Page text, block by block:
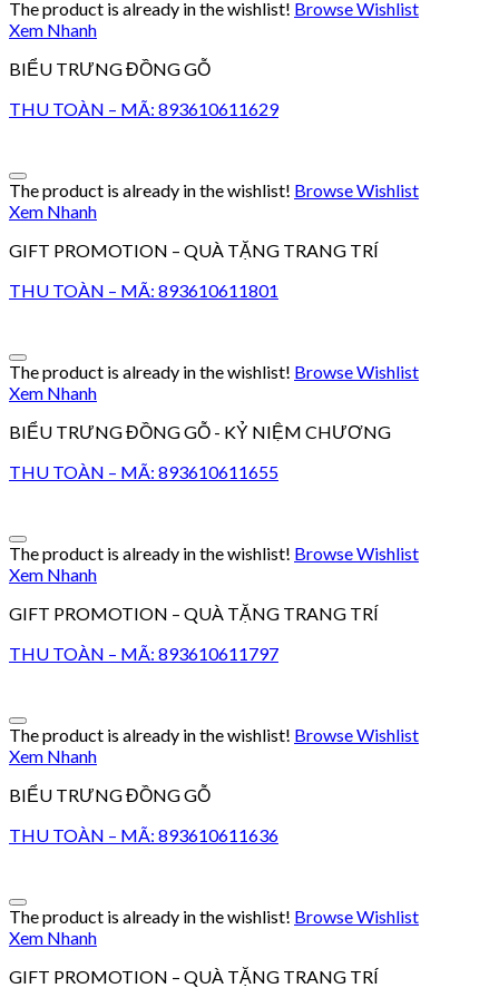
The product is already in the wishlist! Browse Wishlist
Xem Nhanh
BIỂU TRƯNG ĐỒNG GỖ
THU TOÀN – MÃ: 893610611629
The product is already in the wishlist! Browse Wishlist
Xem Nhanh
GIFT PROMOTION – QUÀ TẶNG TRANG TRÍ
THU TOÀN – MÃ: 893610611801
The product is already in the wishlist! Browse Wishlist
Xem Nhanh
BIỂU TRƯNG ĐỒNG GỖ - KỶ NIỆM CHƯƠNG
THU TOÀN – MÃ: 893610611655
The product is already in the wishlist! Browse Wishlist
Xem Nhanh
GIFT PROMOTION – QUÀ TẶNG TRANG TRÍ
THU TOÀN – MÃ: 893610611797
The product is already in the wishlist! Browse Wishlist
Xem Nhanh
BIỂU TRƯNG ĐỒNG GỖ
THU TOÀN – MÃ: 893610611636
The product is already in the wishlist! Browse Wishlist
Xem Nhanh
GIFT PROMOTION – QUÀ TẶNG TRANG TRÍ